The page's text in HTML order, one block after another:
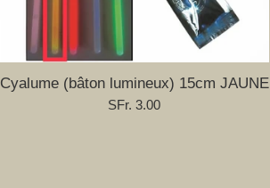
Cyalume (bâton lumineux) 15cm JAUNE
Prix
SFr. 3.00